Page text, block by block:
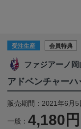
受注生産 会員特典
ファジアーノ岡
アドベンチャーハ
販売期間：2021年6月
一般： 4,180円